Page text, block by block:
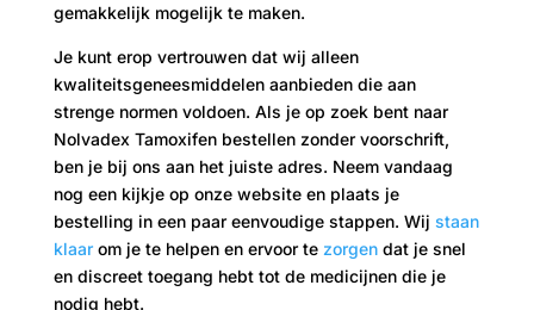
gemakkelijk mogelijk te maken.
Je kunt erop vertrouwen dat wij alleen
kwaliteitsgeneesmiddelen aanbieden die aan
strenge normen voldoen. Als je op zoek bent naar
Nolvadex Tamoxifen bestellen zonder voorschrift,
ben je bij ons aan het juiste adres. Neem vandaag
nog een kijkje op onze website en plaats je
bestelling in een paar eenvoudige stappen. Wij staan
klaarom je te helpen en ervoor te zorgendat je snel
en discreet toegang hebt tot de medicijnen die je
nodig hebt.